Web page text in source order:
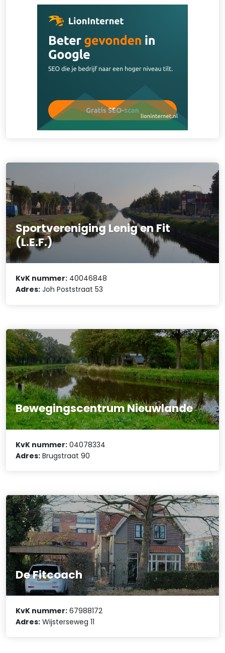
Sportvereniging Lenig en Fit
(L.E.F.)
KvK nummer: 40046848
Adres: Joh Poststraat 53
Bewegingscentrum Nieuwlande
KvK nummer: 04078334
Adres: Brugstraat 90
De Fitcoach
KvK nummer: 67988172
Adres: Wijsterseweg 11